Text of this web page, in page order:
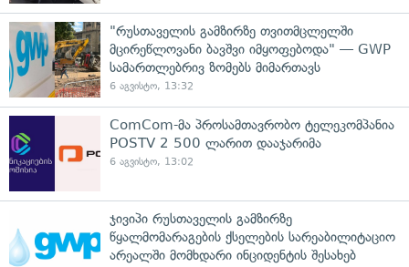
"რუსთაველის გამზირზე თვითმცლელში
მცირეწლოვანი ბავშვი იმყოფებოდა" — GWP
სამართლებრივ ზომებს მიმართავს
6 აგვისტო, 13:32
ComCom-მა პროსამთავრობო ტელეკომპანია
POSTV 2 500 ლარით დააჯარიმა
6 აგვისტო, 13:02
ჯივიპი რუსთაველის გამზირზე
წყალმომარაგების ქსელების სარეაბილიტაციო
არეალში მომხდარი ინციდენტის შესახებ